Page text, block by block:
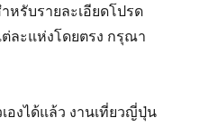
หรับรายละเอียดโปรด
ละแห่งโดยตรง กรุณา
องได้แล้ว งานเที่ยวญี่ปุ่น